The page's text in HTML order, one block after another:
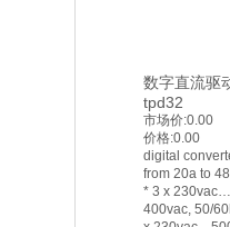
数字直流驱
tpd32
市场价:0.00
价格:0.00
digital
from 20a to
* 3 x 230vac…
400vac, 50/